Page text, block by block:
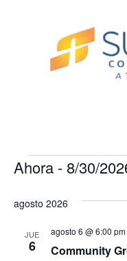
Ahora - 8/30/
agosto 2026
JUE
6 Community
agosto 6 @ 6:00 pm